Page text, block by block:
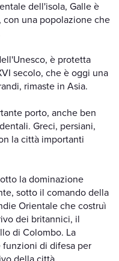
dell'isola, Galle è
una popolazione che
è protetta
secolo, che è oggi una
rimaste in Asia.
porto, anche ben
Greci, persiani,
la città importanti
la dominazione
sotto il comando della
Orientale che costruì
dei britannici, il
di Colombo. La
funzioni di difesa per